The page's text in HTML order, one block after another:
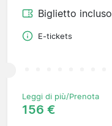
Biglietto incluso
E-tickets
Leggi di più/Prenota
156 €